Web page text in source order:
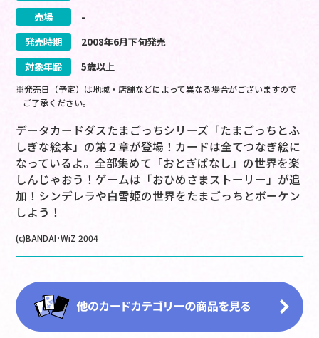
売場
-
発売時期
2008年6月下旬発売
対象年齢
5歳以上
※発売日（予定）は地域・店舗などによって異なる場合がございますので
ご了承ください。
データカードダスたまごっちシリーズ「たまごっちとふ
しぎな絵本」の第２章が登場！カードは全てつなぎ絵に
なっているよ。全部集めて「おとぎばなし」の世界を楽
しんじゃおう！ゲームは「おひめさまストーリー」が追
加！シンデレラや白雪姫の世界をたまごっちとボーケン
しよう！
(c)BANDAI･WiZ 2004